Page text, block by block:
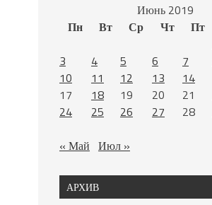
Июнь 2019
Пн
Вт Ср Чт Пт
3
4 5 6 7
10
11 12 13 14
17
18 19 20 21
24
25 26 27 28
« Май Июл »
АРХИВ